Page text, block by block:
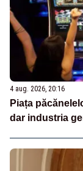
4 aug. 2026, 20:16
Piața
dar industria